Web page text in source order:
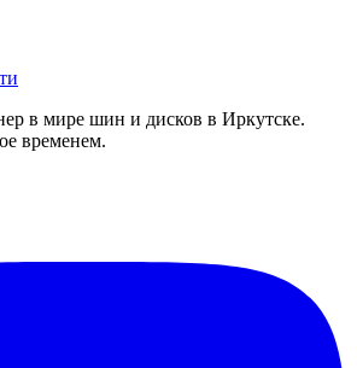
в мире шин и дисков в Иркутске.
временем.